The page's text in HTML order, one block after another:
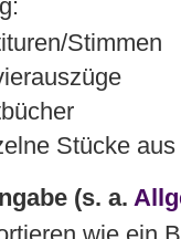
Stimmen
Stücke
(s. a.